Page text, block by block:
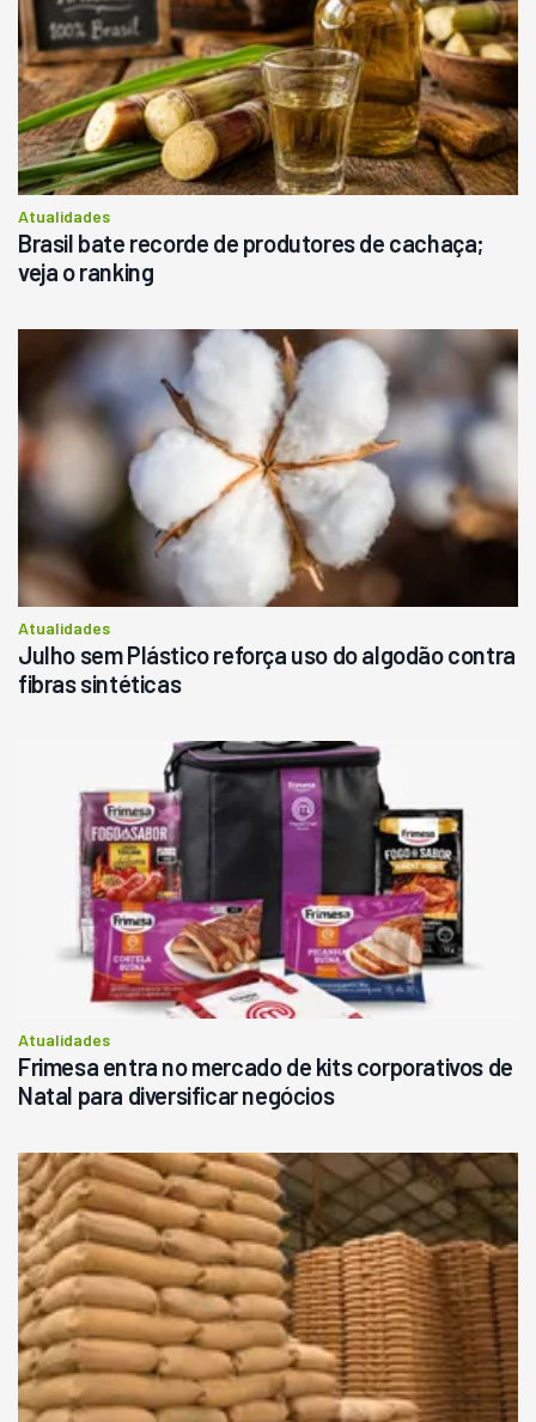
Atualidades
Brasil bate recorde de produtores de cachaça;
veja o ranking
Atualidades
Julho sem Plástico reforça uso do algodão contra
fibras sintéticas
Atualidades
Frimesa entra no mercado de kits corporativos de
Natal para diversificar negócios